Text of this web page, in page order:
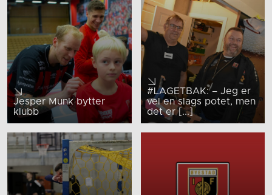
Jesper Munk bytter
klubb
#LAGETBAK: – Jeg er
vel en slags potet, men
det er [...]